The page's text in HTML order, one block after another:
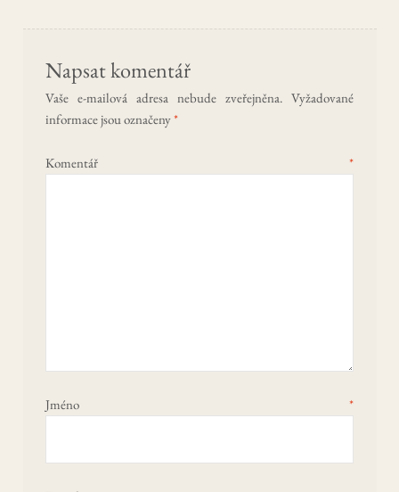
Napsat komentář
Vaše e-mailová adresa nebude zveřejněna. Vyžadované
informace jsou označeny*
Komentář *
Jméno *